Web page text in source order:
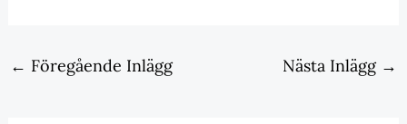
← Föregående Inlägg Nästa Inlägg →